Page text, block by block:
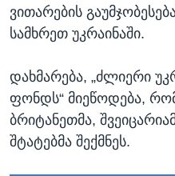
ვითარების
სამხრეთ უკრაინაში.
დახმარება, „ძლიერი
ფონდს“ მიეწოდება,
ბრიტანეთმა,
შტატებმა შექმნეს.